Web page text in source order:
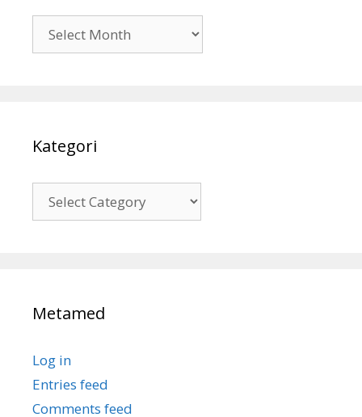
Kategori
Metamed
Log in
Entries feed
Comments feed